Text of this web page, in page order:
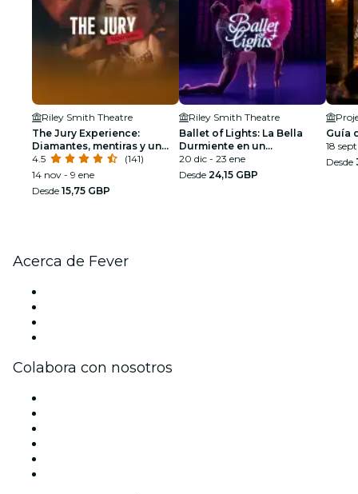
Riley Smith Theatre
The Jury Experience:
Diamantes, mentiras y un
hombre muerto
4.5
(141)
14 nov - 9 ene
Desde 15,75 GBP
Riley Smith Theatre
Ballet of Lights: La Bella
Durmiente en un
espectáculo deslumbrante
20 dic - 23 ene
Desde 24,15 GBP
Guía
18
Desde
Acerca de Fever
Colabora con nosotros